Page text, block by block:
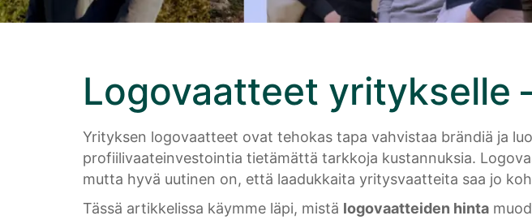
Logovaatteet yritykselle
Yrityksen logovaatteet ovat tehokas tapa vahvistaa brändiä ja
profiilivaateinvestointia tietämättä tarkkoja kustannuksia.
mutta hyvä uutinen on, että laadukkaita yritysvaatteita saa jo
Tässä artikkelissa käymme läpi, mistä logovaatteiden hinta